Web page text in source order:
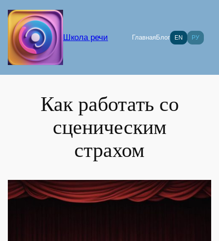
содержимому
Школа речи ГлавнаяБлог EN РУ
Как работать со
сценическим
страхом